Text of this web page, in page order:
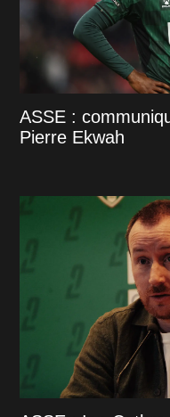
ASSE :
Pierre Ekwah